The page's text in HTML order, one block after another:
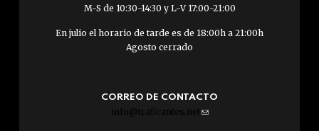
M-S de 10:30-14:30 y L-V 17:00-21:00
En julio el horario de tarde es de 18:00h a 21:00h
Agosto cerrado
CORREO DE CONTACTO
info@traficantes.net (link